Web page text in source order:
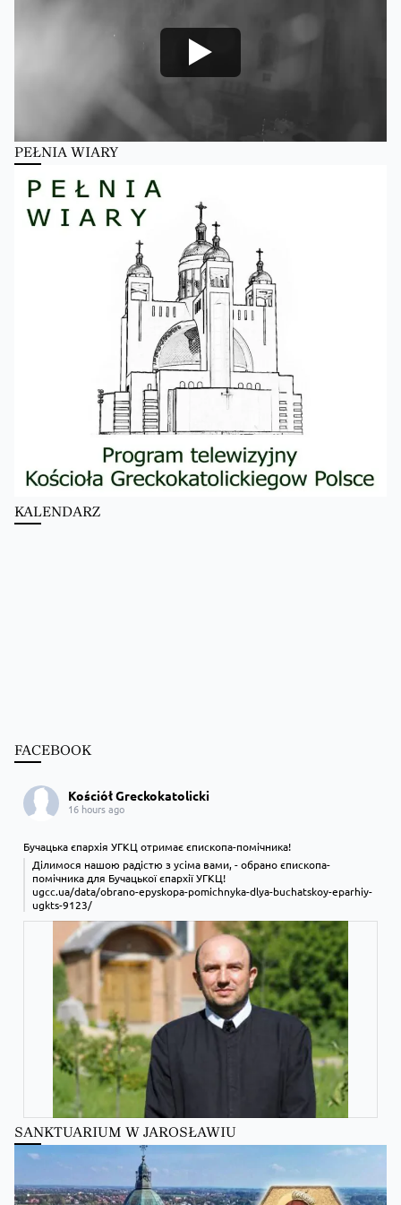
PEŁNIA WIARY
KALENDARZ
FACEBOOK
Kościół Greckokatolicki
16 hours ago
Бучацька єпархія УГКЦ отримає єпископа-помічника!
Ділимося нашою радістю з усіма вами, - обрано єпископа-
помічника для Бучацької єпархії УГКЦ!
ugcc.ua/data/obrano-epyskopa-pomichnyka-dlya-buchatskoy-eparhiy-
ugkts-9123/
Zobacz na Facebooku
Kościół GreckokatolickiKościół Greckokatolicki
SANKTUARIUM W JAROSŁAWIU